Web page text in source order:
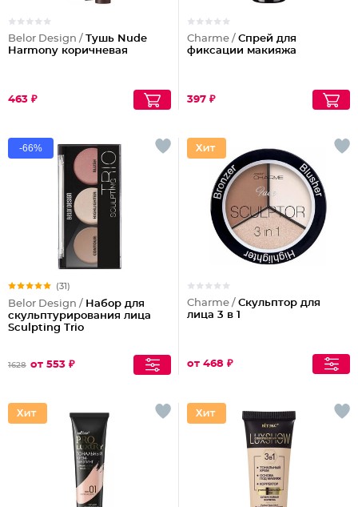
Belor Design / Тушь Nude
Harmony коричневая
463 ₽
Charme / Спрей для
фиксации макияжа
397 ₽
-66%
(31)
Belor Design / Набор для
скульптурирования лица
Sculpting Triо
1628 от 553 ₽
Charme / Скульптор для
лица 3 в 1
от 468 ₽